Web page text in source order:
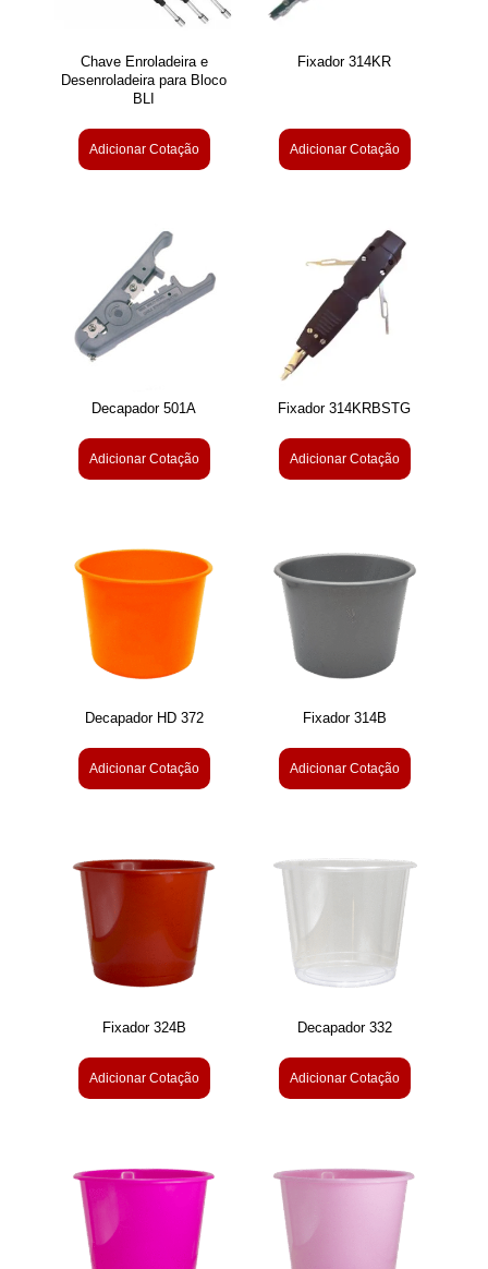
Chave Enroladeira e
Desenroladeira para Bloco
BLI
Adicionar Cotação
Fixador 314KR
Adicionar Cotação
Decapador 501A
Adicionar Cotação
Fixador 314KRBSTG
Adicionar Cotação
Decapador HD 372
Adicionar Cotação
Fixador 314B
Adicionar Cotação
Fixador 324B
Adicionar Cotação
Decapador 332
Adicionar Cotação